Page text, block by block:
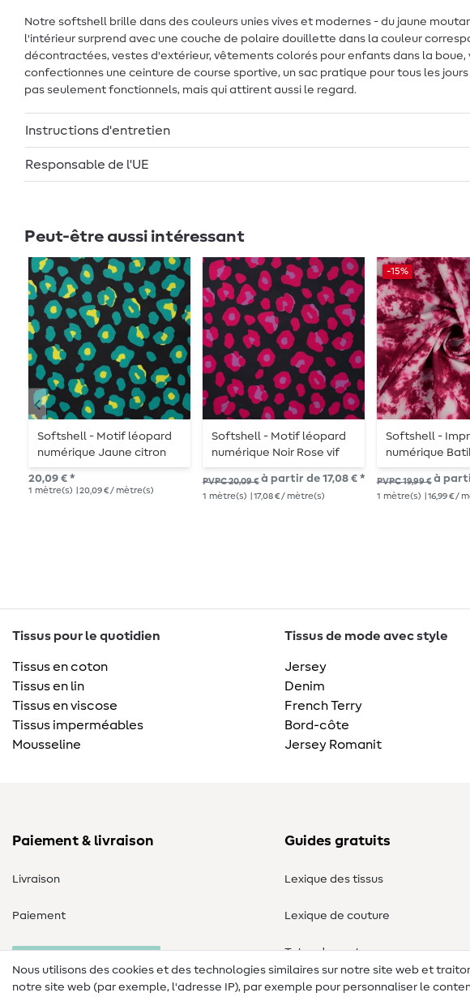
Notre softshell brille dans des couleurs unies vives et modernes - du jaune
l'intérieur surprend avec une couche de polaire douillette dans la couleur
décontractées, vestes d'extérieur, vêtements colorés pour enfants dans la
confectionnes une ceinture de course sportive, un sac pratique pour tous les
pas seulement fonctionnels, mais qui attirent aussi le regard.
Instructions d'entretien
Responsable de l'UE
Peut-être aussi intéressant
Softshell - Motif léopard
numérique Jaune citron
20,09 € *
1 mètre(s) | 20,09 € / mètre(s)
Softshell - Motif léopard
numérique Noir Rose vif
PVPC 20,09 €à partir de 17,08 € *
1 mètre(s) | 17,08 € / mètre(s)
-15%
Softshell -
numérique
PVPC 19,99 € à
1 mètre(s) | 16,99 € /
Tissus pour le quotidien
Tissus en coton
Tissus en lin
Tissus en viscose
Tissus imperméables
Mousseline
Tissus de mode avec style
Jersey
Denim
French Terry
Bord-côte
Jersey Romanit
Paiement & livraison
Livraison
Paiement
Guides gratuits
Lexique des tissus
Lexique de couture
Tutos de couture
Nous utilisons des cookies et des technologies similaires sur notre site web et
notre site web (par exemple, l'adresse IP), par exemple pour personnaliser le